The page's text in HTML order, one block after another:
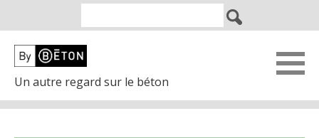
Un autre regard sur le béton